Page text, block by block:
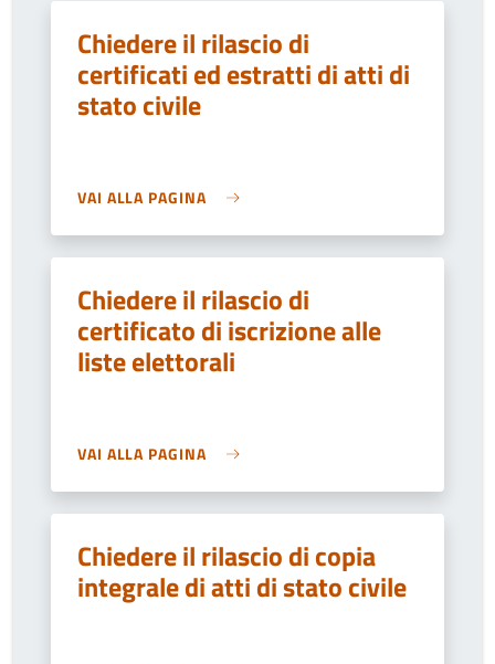
Chiedere il rilascio di
certificati ed estratti di atti di
stato civile
VAI ALLA PAGINA
Chiedere il rilascio di
certificato di iscrizione alle
liste elettorali
VAI ALLA PAGINA
Chiedere il rilascio di copia
integrale di atti di stato civile